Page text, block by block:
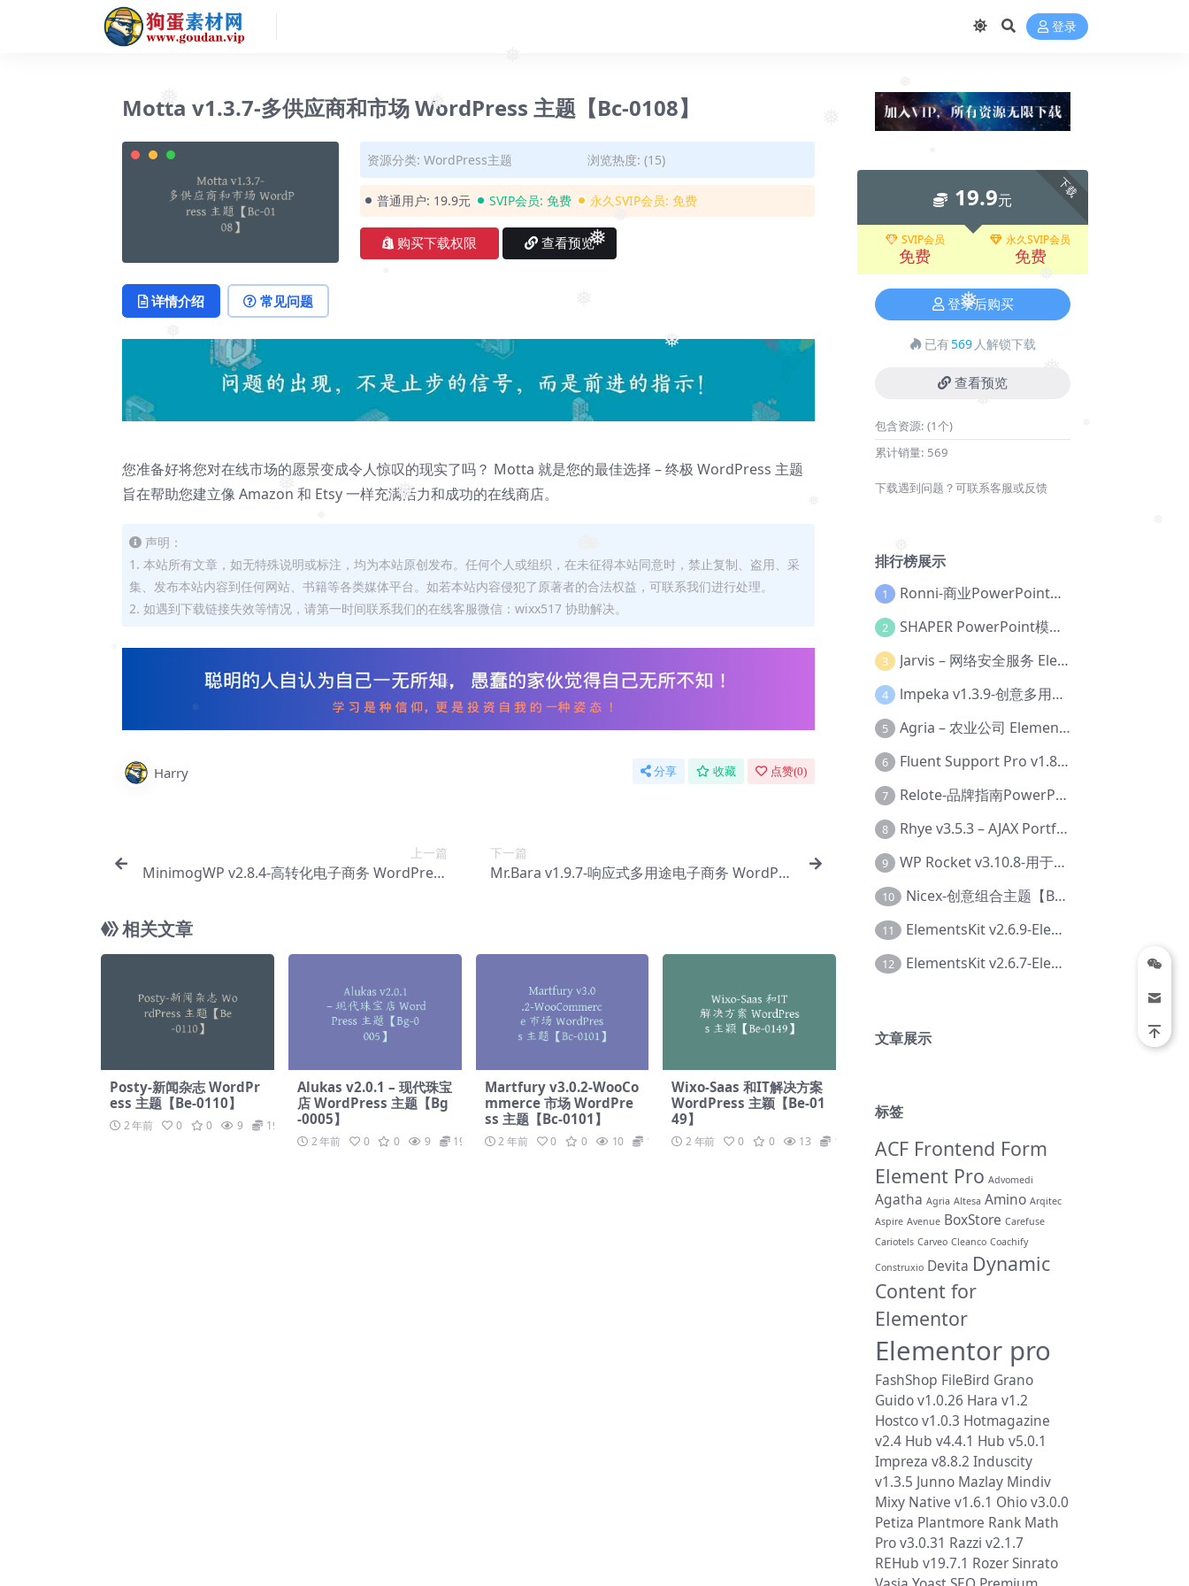
❅
❅
❅
❅
❅
❅
❅
❅
❅
❅
❅
❅
登录
Motta v1.3.7-多供应商和市场 WordPress 主题【Bc-0108】
资源分类: WordPress主题 浏览热度: (15)
普通用户: 19.9元 SVIP会员: 免费 永久SVIP会员: 免费
购买下载权限 查看预览
详情介绍 常见问题
您准备好将您对在线市场的愿景变成令人惊叹的现实了吗？ Motta 就是您的最佳选择 – 终极 WordPress 主题
旨在帮助您建立像 Amazon 和 Etsy 一样充满活力和成功的在线商店。
声明：
1. 本站所有文章，如无特殊说明或标注，均为本站原创发布。任何个人或组织，在未征得本站同意时，禁止复制、盗用、采
集、发布本站内容到任何网站、书籍等各类媒体平台。如若本站内容侵犯了原著者的合法权益，可联系我们进行处理。
2. 如遇到下载链接失效等情况，请第一时间联系我们的在线客服微信：wixx517 协助解决。
Harry 分享 收藏 点赞(0)
上一篇
MinimogWP v2.8.4-高转化电子商务 WordPress
下一篇
Mr.Bara v1.9.7-响应式多用途电子商务 WordPre
相关文章
Posty-新闻杂志 WordPr
ess 主题【Be-0110】
2 年前 0 0 9 19.9
Alukas v2.0.1 – 现代珠宝
店 WordPress 主题【Bg
-0005】
2 年前 0 0 9 19.9
Martfury v3.0.2-WooCo
mmerce 市场 WordPre
ss 主题【Bc-0101】
2 年前 0 0 10 19.9
Wixo-Saas 和IT解决方案
WordPress 主颖【Be-01
49】
2 年前 0 0 13 19.9
下载
19.9元
SVIP会员
免费
永久SVIP会员
免费
登录后购买
已有569 人解锁下载
查看预览
包含资源: (1个)
累计销量: 569
下载遇到问题？可联系客服或反馈
排行榜展示
1 Ronni-商业PowerPoint模板【Dc-0077】
2 SHAPER PowerPoint模板【Dc-0184】
3 Jarvis – 网络安全服务 Elementor 模板套件【Aa-0035】
4 lmpeka v1.3.9-创意多用途 WordPress 主题【Be-0064】
5 Agria – 农业公司 Elementor Pro 模板套件【Aa-0003】
6 Fluent Support Pro v1.8.1 – WordPress 支持票务系统【Cc-0041】
7 Relote-品牌指南PowerPoint模板【Dc-0076】
8 Rhye v3.5.3 – AJAX Portfolio WordPress 主题【Bi-0049】
9 WP Rocket v3.10.8-用于wordpress速度优化的缓存加速插件【Cd-0019】
10 Nicex-创意组合主题【Be-0092】
11 ElementsKit v2.6.9-Elementor插件【Ab-0161】
12 ElementsKit v2.6.7-Elementor插件【Ab-0162】
文章展示
标签
ACF Frontend Form
Element Pro Advomedi
Agatha Agria Altesa Amino Arqitec
Aspire Avenue BoxStore Carefuse
Cariotels Carveo Cleanco Coachify
Construxio Devita Dynamic
Content for
Elementor
Elementor pro
FashShop FileBird Grano
Guido v1.0.26 Hara v1.2
Hostco v1.0.3 Hotmagazine
v2.4 Hub v4.4.1 Hub v5.0.1
Impreza v8.8.2 Induscity
v1.3.5 Junno Mazlay Mindiv
Mixy Native v1.6.1 Ohio v3.0.0
Petiza Plantmore Rank Math
Pro v3.0.31 Razzi v2.1.7
REHub v19.7.1 RozerSinrato